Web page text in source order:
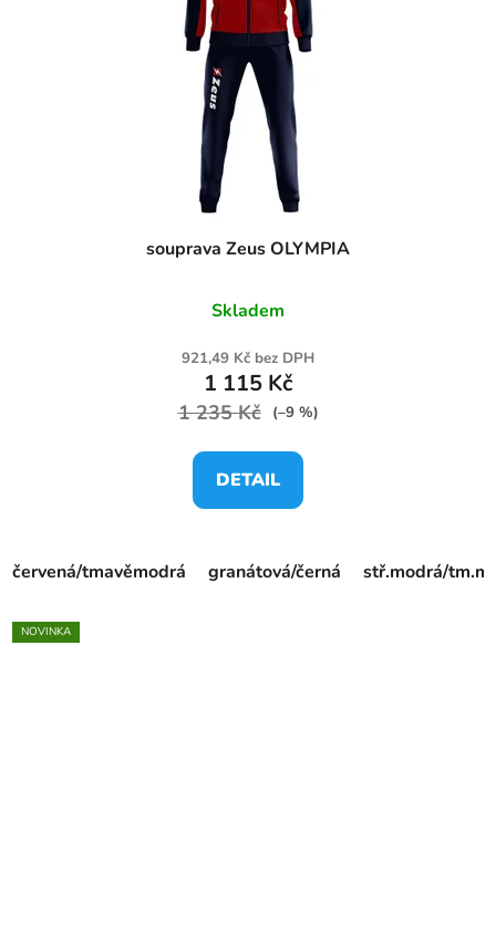
souprava Zeus OLYMPIA
Skladem
921,49 Kč bez DPH
1 115 Kč
1 235 Kč (–9 %)
DETAIL
červená/tmavěmodrá granátová/černá stř.modrá/
NOVINKA